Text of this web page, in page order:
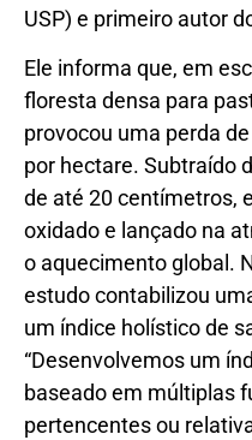
USP) e primeiro autor
Ele informa que, em
floresta densa para
provocou uma perda
por hectare. Subtraído
de até 20 centímetros,
oxidado e lançado na
o aquecimento global.
estudo contabilizou
um índice holístico de
“Desenvolvemos um
baseado em múltiplas
pertencentes ou